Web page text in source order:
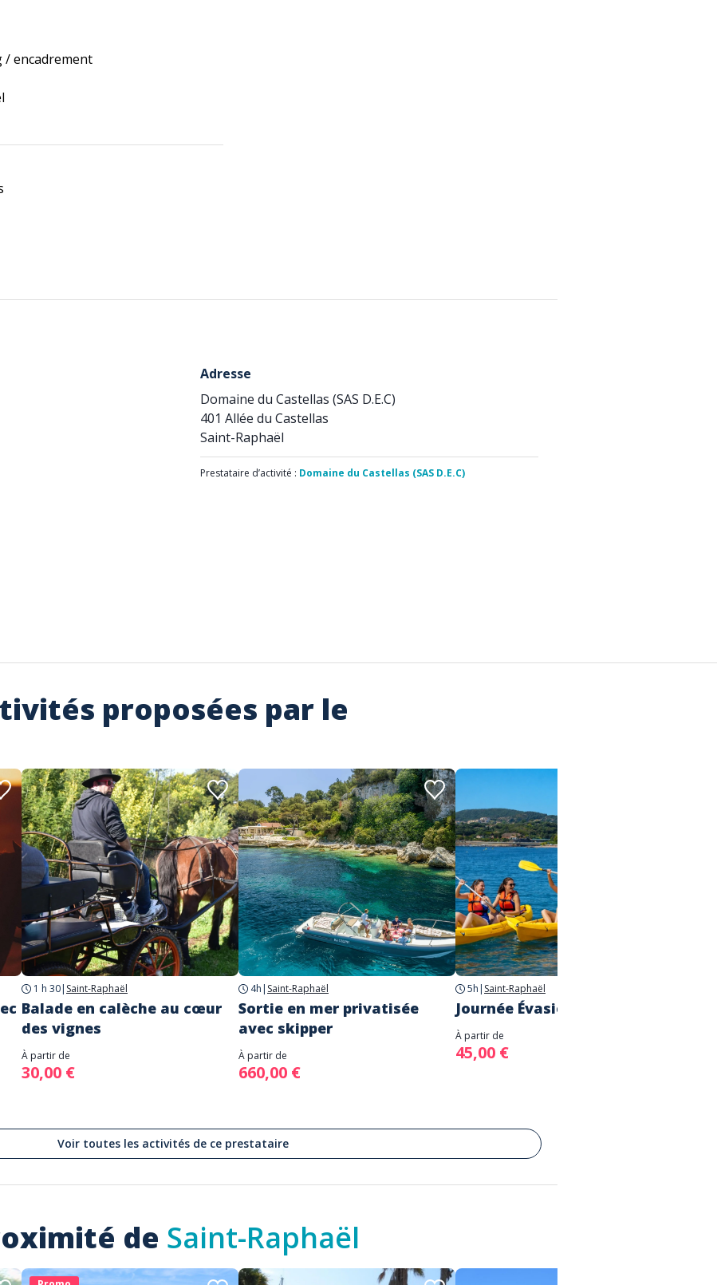
/ encadrement
Adresse
Domaine du Castellas (SAS D.E.C)
401 Allée du Castellas
Saint-Raphaël
Prestataire d’activité : Domaine du Castellas (SAS D.E.C)
proposées par le
1 h 30| Saint-Raphaël
Balade en calèche au cœur
des vignes
À partir de
30,00 €
4h | Saint-Raphaël
Sortie en mer privatisée
avec skipper
À partir de
660,00 €
5h | Saint-Raphaël
Journée Évasion & Détente
À partir de
45,00 €
Voir toutes les activités de ce prestataire
de Saint-Raphaël